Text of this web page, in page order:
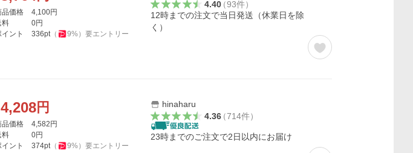
品価格 4,100円
料
0円
イント
336pt（ 9%） 要エントリー
4.40（93件）
12時までの注文で当日発送（休業日を除
く）
4,208円
品価格 4,582 円
料
0円
イント
374pt（ 9%） 要エントリー
hinaharu
4.36（714件）
23時までのご注文で2日以内にお届け